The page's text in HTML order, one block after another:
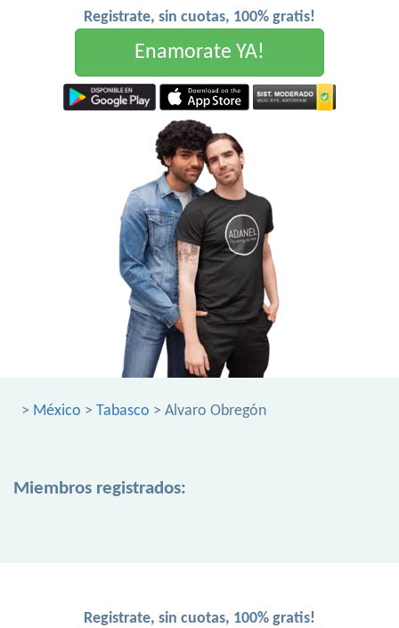
Registrate, sin cuotas, 100% gratis!
Enamorate YA!
> México > Tabasco > Alvaro Obregón
Miembros registrados:
Registrate, sin cuotas, 100% gratis!